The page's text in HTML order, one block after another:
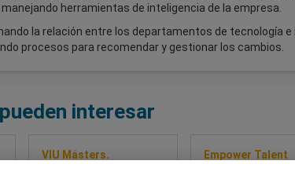
herramientas de inteligencia de la empresa.
la relación entre los departamentos de tecnología e
procesos para recomendar y gestionar los cambios.
interesar
VIU Másters.
Empower Talent